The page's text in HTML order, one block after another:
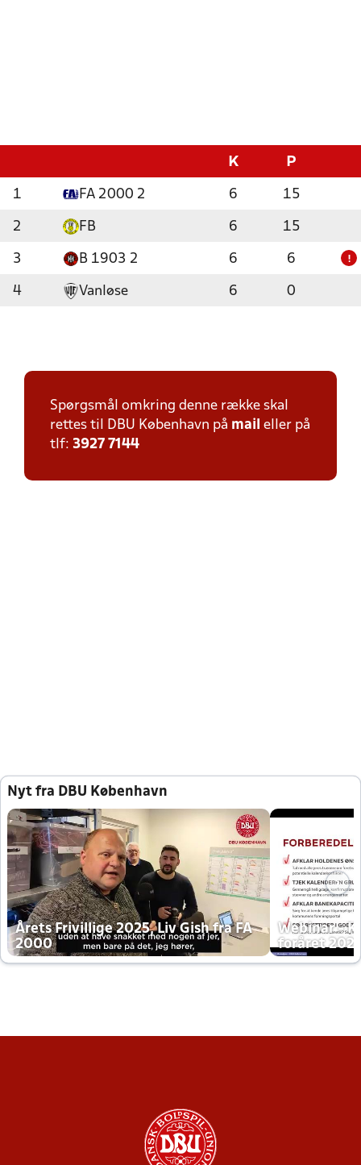
K P
1 FA 2000 2 6 15
2 FB 6 15
3 B 1903 2 6 6 !
4 Vanløse 6 0
Spørgsmål omkring denne række skal
rettes til DBU København på mail eller på
tlf: 3927 7144
Nyt fra DBU København
Årets Frivillige 2025, Liv Gish fra FA
2000
Webinar -
foråret